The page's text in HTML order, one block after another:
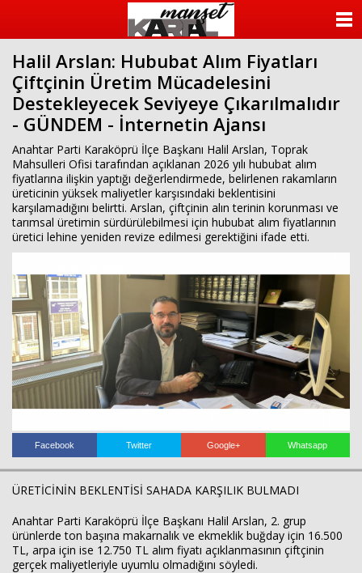
Halil Arslan: Hububat Alım Fiyatları
Çiftçinin Üretim Mücadelesini
Destekleyecek Seviyeye Çıkarılmalıdır
- GÜNDEM - İnternetin Ajansı
Anahtar Parti Karaköprü İlçe Başkanı Halil Arslan, Toprak
Mahsulleri Ofisi tarafından açıklanan 2026 yılı hububat alım
fiyatlarına ilişkin yaptığı değerlendirmede, belirlenen rakamların
üreticinin yüksek maliyetler karşısındaki beklentisini
karşılamadığını belirtti. Arslan, çiftçinin alın terinin korunması ve
tarımsal üretimin sürdürülebilmesi için hububat alım fiyatlarının
üretici lehine yeniden revize edilmesi gerektiğini ifade etti.
Facebook Twitter Google+ Whatsapp
ÜRETİCİNİN BEKLENTİSİ SAHADA KARŞILIK BULMADI
Anahtar Parti Karaköprü İlçe Başkanı Halil Arslan, 2. grup
ürünlerde ton başına makarnalık ve ekmeklik buğday için 16.500
TL, arpa için ise 12.750 TL alım fiyatı açıklanmasının çiftçinin
gerçek maliyetleriyle uyumlu olmadığını söyledi.
KATEGORİLER
YAZARLAR
FOTO GALERİ
VİDEO GALERİ
İLETİŞİM
Haberin Doğru Adresi.